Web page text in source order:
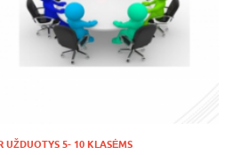
UŽDUOTYS 5- 10 KLASĖMS